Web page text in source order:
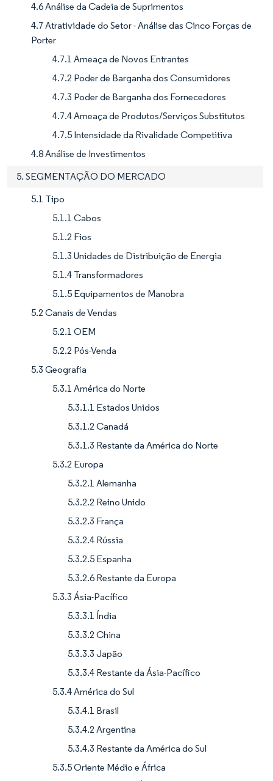
4.6 Análise da Cadeia de Suprimentos
4.7 Atratividade do Setor - Análise das Cinco Forças de
Porter
4.7.1 Ameaça de Novos Entrantes
4.7.2 Poder de Barganha dos Consumidores
4.7.3 Poder de Barganha dos Fornecedores
4.7.4 Ameaça de Produtos/Serviços Substitutos
4.7.5 Intensidade da Rivalidade Competitiva
4.8 Análise de Investimentos
5. SEGMENTAÇÃO DO MERCADO
5.1 Tipo
5.1.1 Cabos
5.1.2 Fios
5.1.3 Unidades de Distribuição de Energia
5.1.4 Transformadores
5.1.5 Equipamentos de Manobra
5.2 Canais de Vendas
5.2.1 OEM
5.2.2 Pós-Venda
5.3 Geografia
5.3.1 América do Norte
5.3.1.1 Estados Unidos
5.3.1.2 Canadá
5.3.1.3 Restante da América do Norte
5.3.2 Europa
5.3.2.1 Alemanha
5.3.2.2 Reino Unido
5.3.2.3 França
5.3.2.4 Rússia
5.3.2.5 Espanha
5.3.2.6 Restante da Europa
5.3.3 Ásia-Pacífico
5.3.3.1 Índia
5.3.3.2 China
5.3.3.3 Japão
5.3.3.4 Restante da Ásia-Pacífico
5.3.4 América do Sul
5.3.4.1 Brasil
5.3.4.2 Argentina
5.3.4.3 Restante da América do Sul
5.3.5 Oriente Médio e África